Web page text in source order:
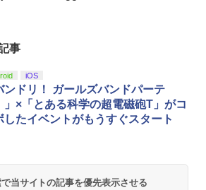
事
iOS
ンドリ！ ガールズバンドパーテ
」×「とある科学の超電磁砲T」がコ
したイベントがもうすぐスタート
当サイトの記事を優先表示させる